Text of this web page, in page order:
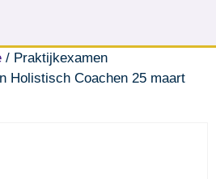
/ Praktijkexamen
Holistisch Coachen 25 maart